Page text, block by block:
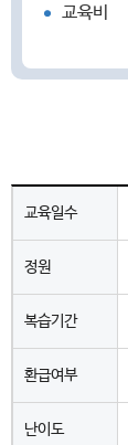
교육비
교육일수
정원
복습기간
환급여부
난이도